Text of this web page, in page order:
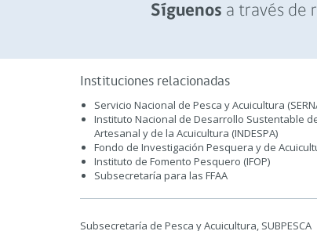
Síguenos a través de
Instituciones relacionadas
Servicio Nacional de Pesca y Acuicultura
Instituto Nacional de Desarrollo Sustentable
Artesanal y de la Acuicultura (INDESPA)
Fondo de Investigación Pesquera y de
Instituto de Fomento Pesquero (IFOP)
Subsecretaría para las FFAA
Subsecretaría de Pesca y Acuicultura, SUBPESCA